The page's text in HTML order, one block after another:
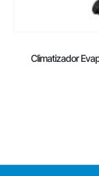
Climatizador